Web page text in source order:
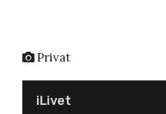
Privat
iLivet